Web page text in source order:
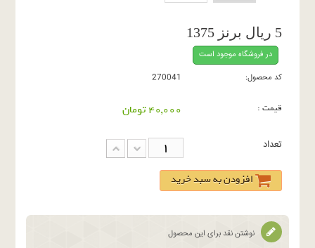
5 ریال برنز 1375
در فروشگاه موجود است
کد محصول:
270041
قیمت : 40,000 تومان
تعداد
افزودن به سبد خرید
نوشتن نقد برای این محصول